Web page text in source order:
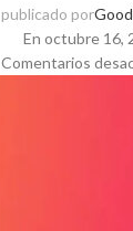
publicado por
En octubre 16,
Comentarios